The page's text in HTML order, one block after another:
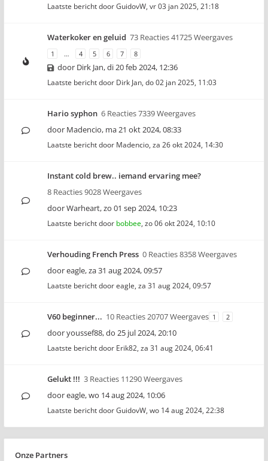
Laatste bericht doorGuidovW, vr 03 jan 2025, 21:18
Waterkoker en geluid 73 Reacties 41725 Weergaves
1 … 4 5 6 7 8
door Dirk Jan,di 20 feb 2024, 12:36
Laatste bericht door Dirk Jan, do 02 jan 2025, 11:03
Hario syphon 6 Reacties 7339 Weergaves
door Madencio, ma 21 okt 2024, 08:33
Laatste bericht door Madencio, za 26 okt 2024, 14:30
Instant cold brew.. iemand ervaring mee?
8 Reacties 9028 Weergaves
doorWarheart,zo 01 sep 2024, 10:23
Laatste bericht door bobbee, zo 06 okt 2024, 10:10
Verhouding French Press 0 Reacties 8358 Weergaves
dooreagle,za 31 aug 2024, 09:57
Laatste bericht dooreagle, za 31 aug 2024, 09:57
V60 beginner... 10 Reacties 20707 Weergaves 1 2
dooryoussef88,do 25 jul 2024, 20:10
Laatste bericht door Erik82, za 31 aug 2024, 06:41
Gelukt !!! 3 Reacties 11290 Weergaves
dooreagle,wo 14 aug 2024, 10:06
Laatste bericht doorGuidovW, wo 14 aug 2024, 22:38
Onze Partners